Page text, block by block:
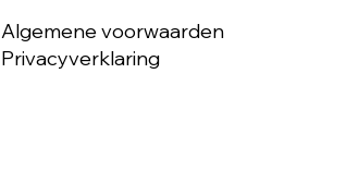
Algemene voorwaarden
Privacyverklaring